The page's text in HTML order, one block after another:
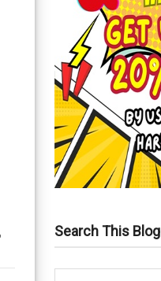
Search This Blog